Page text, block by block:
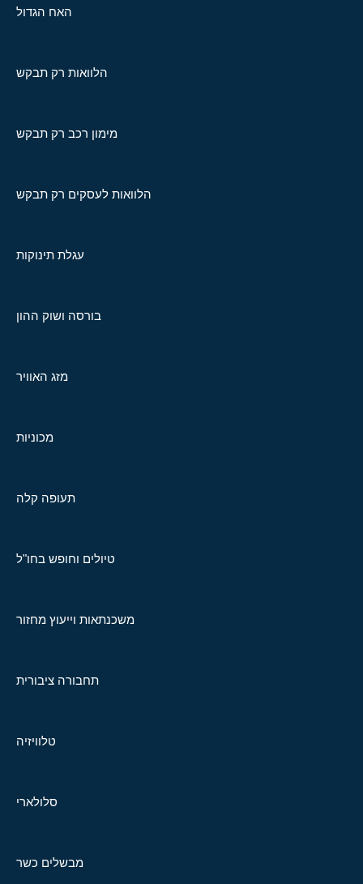
האח הגדול
הלוואות רק תבקש
מימון רכב רק תבקש
הלוואות לעסקים רק תבקש
עגלת תינוקות
בורסה ושוק ההון
מזג האוויר
מכוניות
תעופה קלה
טיולים וחופש בחו"ל
משכנתאות וייעוץ מחזור
תחבורה ציבורית
טלוויזיה
סלולארי
מבשלים כשר